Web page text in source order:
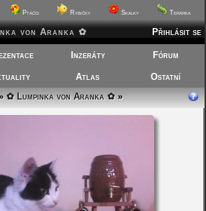
Ptáčci Rybičky Skalky Terárka
Přihlásit se
von Aranka ✿
Inzeráty Fórum
Atlas
Ostatní
✿ Lumpinka von Aranka ✿»